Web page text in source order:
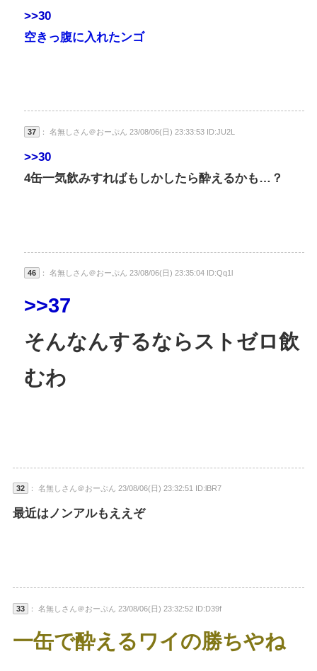
>>30
空きっ腹に入れたンゴ
37 ： 名無しさん＠おーぷん 23/08/06(日) 23:33:53 ID:JU2L
>>30
4缶一気飲みすればもしかしたら酔えるかも…？
46 ： 名無しさん＠おーぷん 23/08/06(日) 23:35:04 ID:Qq1l
>>37
そんなんするならストゼロ飲
むわ
32 ： 名無しさん＠おーぷん 23/08/06(日) 23:32:51 ID:lBR7
最近はノンアルもええぞ
33 ： 名無しさん＠おーぷん 23/08/06(日) 23:32:52 ID:D39f
一缶で酔えるワイの勝ちやね